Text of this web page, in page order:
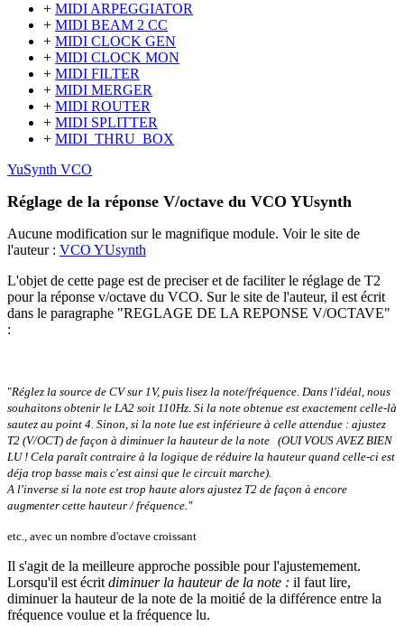
+ MIDI ARPEGGIATOR
+ MIDI BEAM 2 CC
+ MIDI CLOCK GEN
+ MIDI CLOCK MON
+ MIDI FILTER
+ MIDI MERGER
+ MIDI ROUTER
+ MIDI SPLITTER
+ MIDI_THRU_BOX
YuSynth VCO
Réglage de la réponse V/octave du VCO YUsynth
Aucune modification sur le magnifique module. Voir le site de
l'auteur : VCO YUsynth
L'objet de cette page est de preciser et de faciliter le réglage de T2
pour la réponse v/octave du VCO. Sur le site de l'auteur, il est écrit
dans le paragraphe "REGLAGE DE LA REPONSE V/OCTAVE"
:
"Réglez la source de CV sur 1V, puis lisez la note/fréquence. Dans l'idéal, nous
souhaitons obtenir le LA2 soit 110Hz. Si la note obtenue est exactement celle-là
sautez au point 4. Sinon, si la note lue est inférieure à celle attendue : ajustez
T2 (V/OCT) de façon à diminuer la hauteur de la note (OUI VOUS AVEZ BIEN
LU ! Cela paraît contraire à la logique de réduire la hauteur quand celle-ci est
déja trop basse mais c'est ainsi que le circuit marche).
A l'inverse si la note est trop haute alors ajustez T2 de façon à encore
augmenter cette hauteur / fréquence."
etc., avec un nombre d'octave croissant
Il s'agit de la meilleure approche possible pour l'ajustemement.
Lorsqu'il est écrit diminuer la hauteur de la note : il faut lire,
diminuer la hauteur de la note de la moitié de la différence entre la
fréquence voulue et la fréquence lu.